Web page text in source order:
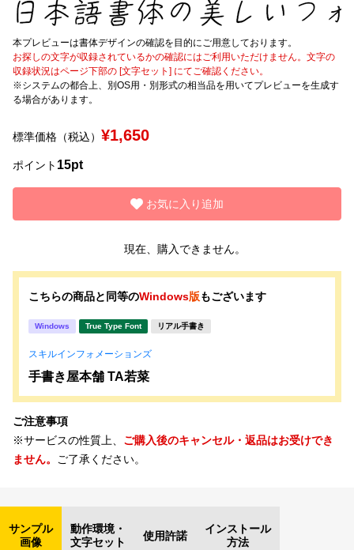
文字種類
本プレビューは書体デザインの確認を目的にご用意しております。
お探しの文字が収録されているかの確認にはご利用いただけません。文字の
収録状況はページ下部の [文字セット] にてご確認ください。
※システムの都合上、別OS用・別形式の相当品を用いてプレビューを生成す
る場合があります。
標準価格（税込） ¥1,650
ポイント 15pt
お気に入り追加
現在、購入できません。
こちらの商品と同等のWindows版もございます
Windows True Type Font リアル手書き
スキルインフォメーションズ
手書き屋本舗 TA若菜
ご注意事項
※サービスの性質上、 ご購入後のキャンセル・返品はお受けでき
ません。 ご了承ください。
サンプル
画像
動作環境・
文字セット
使用許諾
インストール
方法